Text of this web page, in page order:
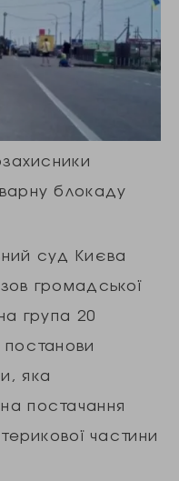
блокаду
суд Києва
громадської
група 20
яка
постачання
частини